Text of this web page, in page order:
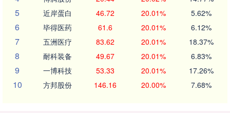
5 近岸蛋白 46.72 20.01% 5.62%
6 毕得医药 61.6 20.01% 6.12%
7 五洲医疗 83.62 20.01% 18.37%
8 耐科装备 49.67 20.01% 6.83%
9 一博科技 53.33 20.01% 17.26%
10 方邦股份 146.16 20.00% 7.68%